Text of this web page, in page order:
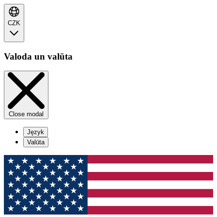
CZK
Valoda un valūta
Close modal
Język
Valūta